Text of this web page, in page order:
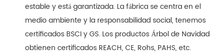
estable y está garantizada. La fábrica se centra en el
medio ambiente y la responsabilidad social, tenemos
certificados BSCI y GS. Los productos Árbol de Navidad
obtienen certificados REACH, CE, Rohs, PAHS, etc.